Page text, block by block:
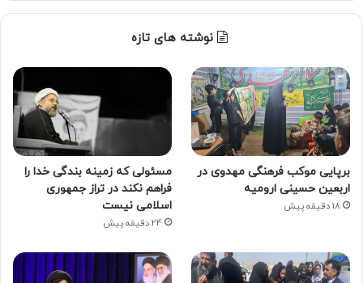
نوشته های تازه
برپایی موکب فرهنگی مهدوی در
اربعین حسینی ارومیه
18 دقیقه پیش
مسئولی که زمینه بندگی خدا را
فراهم نکند در تراز جمهوری
اسلامی نیست
24 دقیقه پیش